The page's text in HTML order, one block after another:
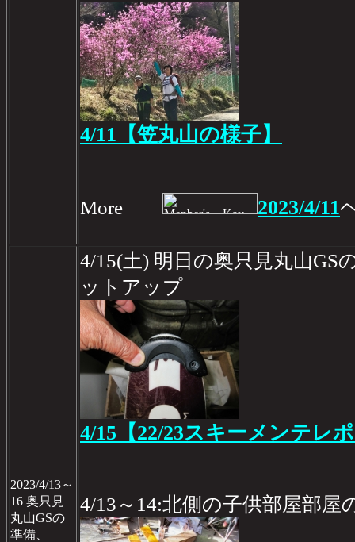
4/11【笠丸山の様子】
More 2023/4/11
2023/4/13～
16 奥只見
丸山GSの
準備、
4/15(土) 明日の奥只見丸山GS
ットアップ
4/15【22/23スキーメンテレ
4/13～14:北側の子供部屋部屋